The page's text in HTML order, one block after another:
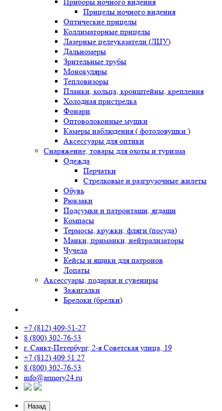
Прицелы ночного видения
Оптические прицелы
Коллиматорные прицелы
Лазерные целеуказатели (ЛЦУ)
Дальномеры
Зрительные трубы
Монокуляры
Тепловизоры
Планки, кольца, кронштейны, крепления
Холодная пристрелка
Фонари
Оптоволоконные мушки
Камеры наблюдения ( фотоловушки )
Аксессуары для оптики
Снаряжение, товары для охоты и туризма
Одежда
Перчатки
Стрелковые и разгрузочные жилеты
Обувь
Рюкзаки
Подсумки и патронташи, ягдаши
Компасы
Термосы, кружки, фляги (посуда)
Манки, приманки, нейтрализаторы
Чучела
Кейсы и ящики для патронов
Лопаты
Аксессуары, подарки и сувениры
Зажигалки
Брелоки (брелки)
+7 (812) 409-51-27
8 (800) 302-76-53
г. Санкт-Петербург, 2-я Советская улица, 19
+7 (812) 409 51 27
8 (800) 302-76-53
info@armory24.ru
Назад